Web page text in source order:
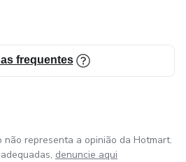
nessa fase, pode contar comigo
frequentes
representa a opinião da Hotmart.
denuncie aqui